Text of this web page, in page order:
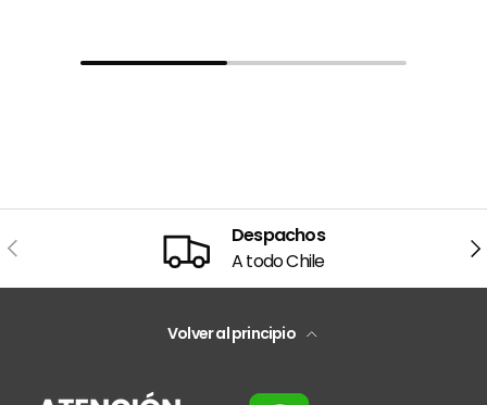
Anterior
Despachos
A todo Chile
Volver al principio